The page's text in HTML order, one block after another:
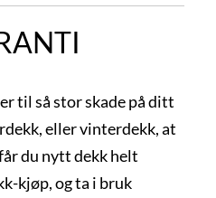
til så stor skade på ditt
eller vinterdekk, at
du nytt dekk helt
kjøp, og ta i bruk